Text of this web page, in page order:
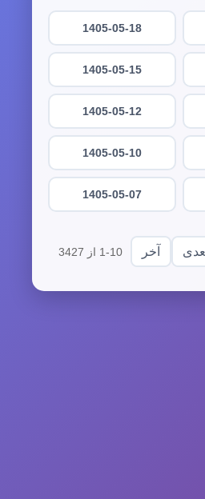
1405-05-18
1405-05-15
1405-05-12
1405-05-10
1405-05-07
آخر 1-10 از 3427